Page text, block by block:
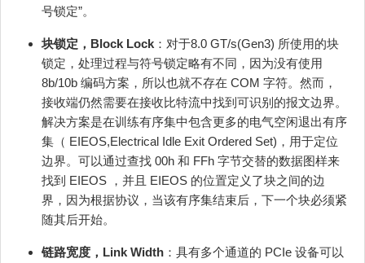
号锁定”。
块锁定，Block Lock ：对于8.0 GT/s(Gen3) 所使用的块
锁定，处理过程与符号锁定略有不同，因为没有使用
8b/10b 编码方案，所以也就不存在 COM 字符。然而，
接收端仍然需要在接收比特流中找到可识别的报文边界。
解决方案是在训练有序集中包含更多的电气空闲退出有序
集（ EIEOS,Electrical Idle Exit Ordered Set)，用于定位
边界。可以通过查找 00h 和 FFh 字节交替的数据图样来
找到 EIEOS ，并且 EIEOS 的位置定义了块之间的边
界，因为根据协议，当该有序集结束后，下一个块必须紧
随其后开始。
链路宽度，Link Width ：具有多个通道的 PCIe 设备可以